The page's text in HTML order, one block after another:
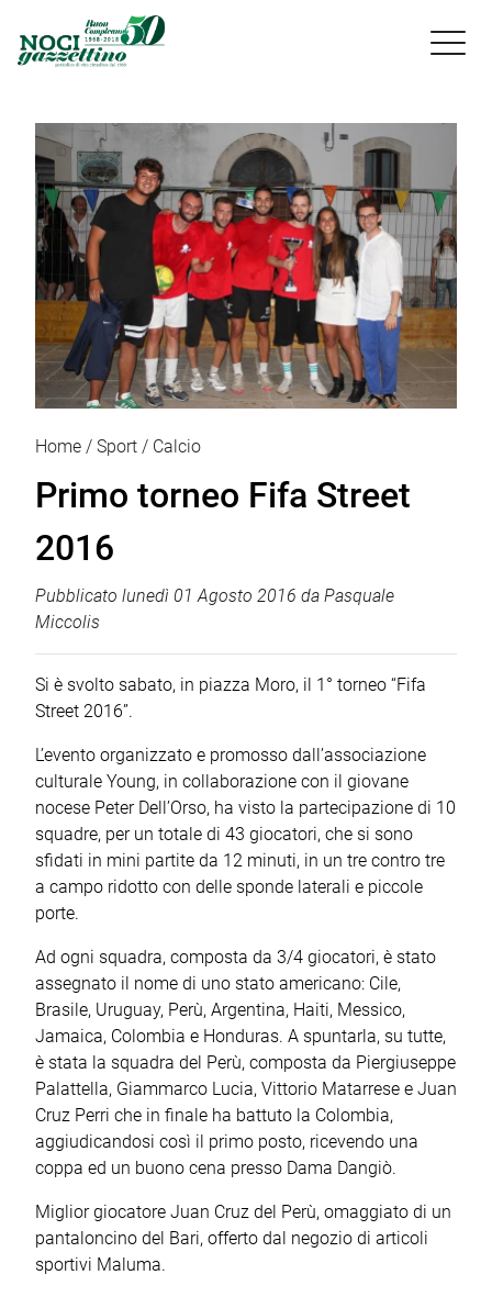

Home Sport Calcio
Primo torneo Fifa Street
2016
Pubblicato lunedì 01 Agosto 2016 da Pasquale
Miccolis
Si è svolto sabato, in piazza Moro, il 1° torneo “Fifa
Street 2016”.
L’evento organizzato e promosso dall’associazione
culturale Young, in collaborazione con il giovane
nocese Peter Dell’Orso, ha visto la partecipazione di 10
squadre, per un totale di 43 giocatori, che si sono
sfidati in mini partite da 12 minuti, in un tre contro tre
a campo ridotto con delle sponde laterali e piccole
porte.
Ad ogni squadra, composta da 3/4 giocatori, è stato
assegnato il nome di uno stato americano: Cile,
Brasile, Uruguay, Perù, Argentina, Haiti, Messico,
Jamaica, Colombia e Honduras. A spuntarla, su tutte,
è stata la squadra del Perù, composta da Piergiuseppe
Palattella, Giammarco Lucia, Vittorio Matarrese e Juan
Cruz Perri che in finale ha battuto la Colombia,
aggiudicandosi così il primo posto, ricevendo una
coppa ed un buono cena presso Dama Dangiò.
Miglior giocatore Juan Cruz del Perù, omaggiato di un
pantaloncino del Bari, offerto dal negozio di articoli
sportivi Maluma.